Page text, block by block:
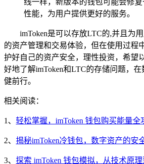
线一样，新版本的钱包可能会修
性能，为用户提供更好的服务。
imToken是可以存放LTC的,并且为
的资产管理和交易体验，但在使用过程
护好自己的资产安全，理性投资，希望
好地了解imToken和LTC的存储问题，
健前行。
相关阅读：
1、 轻松掌握，imToken 钱包购买能量全
2、 揭秘imToken冷钱包，数字资产的安
3、 探索 imToken 钱包模拟，从技术原